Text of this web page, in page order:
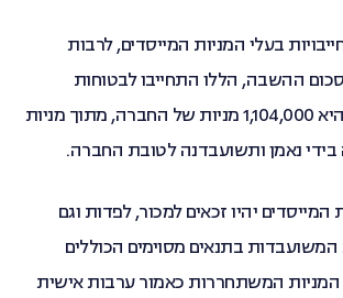
בעלי המניות המייסדים, לרבות
ההשבה, הללו התחייבו לבטוחות
חדשות, הראשונה היא 1,104,000 מניות של החברה, מתוך מניות
נאמן ותשועבדנה לטובת החברה.
המייסדים יהיו זכאים למכור, לפדות וגם
בתנאים מסוימים הכוללים
המשתחררות כאמור ערבות אישית